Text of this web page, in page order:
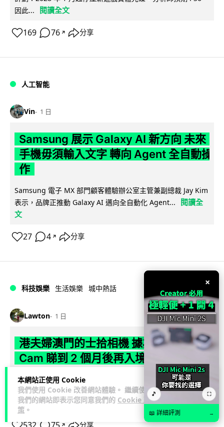
本網站正使用 Cookie
我們使用 Cookie 改善網站體驗。 繼續使用
我們的網站即表示您同意我們的 Cookie 政
策 。
因此...
閱讀全文
169 76 ↗ 分享
人工智能
Vin 1 日
Samsung 展示 Galaxy AI 新方向 未來
手機毋須輸入文字 轉向 Agent 全自動操
作
Samsung 電子 MX 部門顧客體驗辦公室主管兼副總裁 Jay Kim
表示，品牌正推動 Galaxy AI 邁向全自動化 Agent...
閱讀全
文
27 4 ↗ 分享
科技娛樂 生活娛樂 城中熱話
Lawton 1 日
港夫婦澳門的士拾相機 據為己有被的士
Cam 睇到 2 個月後再入境被捕
一對香港夫婦今年 5 月遊澳門乘的士拾獲他人遺留相機及電
池，拾遺不報並帶返香港自用。兩人本月 2 日經港珠澳大橋再
次入境澳門時，被治安警察局...
閱讀全文
↗ 分享
×
🎵 ⛶
📖 詳細評測 →